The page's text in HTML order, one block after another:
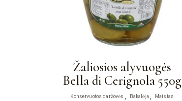
Žaliosios alyvuogės
Bella di Cerignola 550g
Konservuotos daržovės Bakalėja Maistas